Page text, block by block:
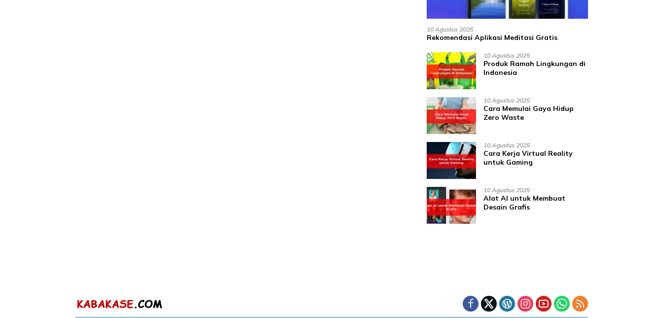
10 Agustus 2025
Rekomendasi Aplikasi Meditasi Gratis
10 Agustus 2025
Produk Ramah Lingkungan di
Indonesia
10 Agustus 2025
Cara Memulai Gaya Hidup
Zero Waste
10 Agustus 2025
Cara Kerja Virtual Reality
untuk Gaming
10 Agustus 2025
Alat AI untuk Membuat
Desain Grafis